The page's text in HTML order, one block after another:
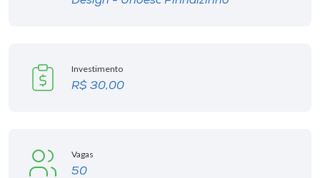
Investimento
R$ 30,00
Vagas
50